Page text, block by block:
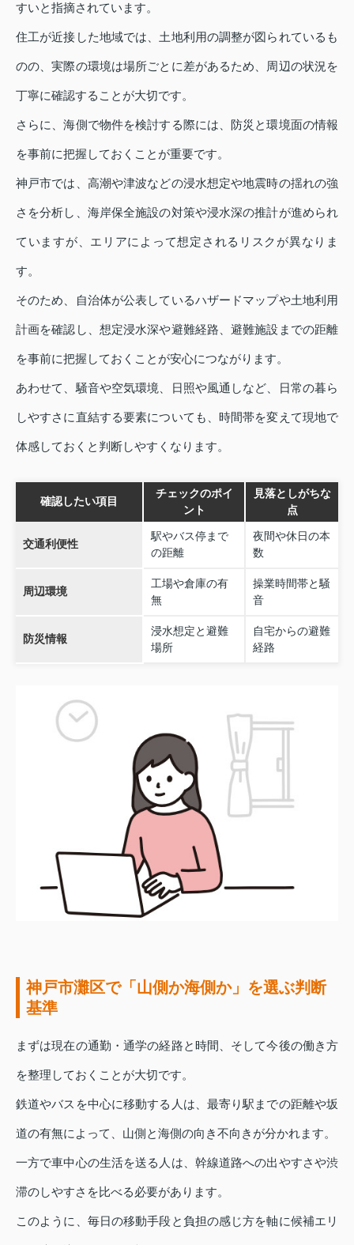
すいと指摘されています。
住工が近接した地域では、土地利用の調整が図られているも
のの、実際の環境は場所ごとに差があるため、周辺の状況を
丁寧に確認することが大切です。
さらに、海側で物件を検討する際には、防災と環境面の情報
を事前に把握しておくことが重要です。
神戸市では、高潮や津波などの浸水想定や地震時の揺れの強
さを分析し、海岸保全施設の対策や浸水深の推計が進められ
ていますが、エリアによって想定されるリスクが異なりま
す。
そのため、自治体が公表しているハザードマップや土地利用
計画を確認し、想定浸水深や避難経路、避難施設までの距離
を事前に把握しておくことが安心につながります。
あわせて、騒音や空気環境、日照や風通しなど、日常の暮ら
しやすさに直結する要素についても、時間帯を変えて現地で
体感しておくと判断しやすくなります。
確認したい項目
チェックのポイ
ント
見落としがちな
点
交通利便性
駅やバス停まで
の距離
夜間や休日の本
数
周辺環境
工場や倉庫の有
無
操業時間帯と騒
音
防災情報
浸水想定と避難
場所
自宅からの避難
経路
神戸市灘区で「山側か海側か」を選ぶ判断
基準
まずは現在の通勤・通学の経路と時間、そして今後の働き方
を整理しておくことが大切です。
鉄道やバスを中心に移動する人は、最寄り駅までの距離や坂
道の有無によって、山側と海側の向き不向きが分かれます。
一方で車中心の生活を送る人は、幹線道路への出やすさや渋
滞のしやすさを比べる必要があります。
このように、毎日の移動手段と負担の感じ方を軸に候補エリ